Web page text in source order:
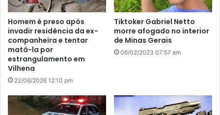
Homem é preso após
invadir residência da ex-
companheira e tentar
matá-la por
estrangulamento em
Vilhena
22/06/2026 12:10 pm
Tiktoker Gabriel Netto
morre afogado no interior
de Minas Gerais
06/02/2023 07:57 am